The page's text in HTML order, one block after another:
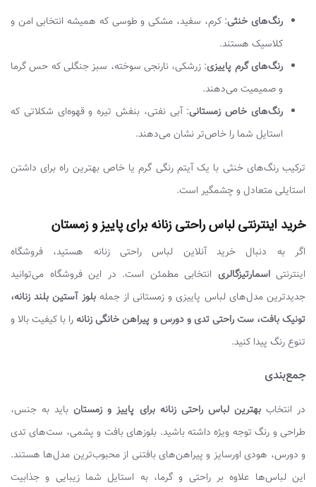
رنگ‌های خنثی: کرم، سفید، مشکی و طوسی که همیشه انتخابی امن و
کلاسیک هستند.
رنگ‌های گرم پاییزی: زرشکی، نارنجی سوخته، سبز جنگلی که حس گرما
و صمیمیت می‌دهند.
رنگ‌های خاص زمستانی: آبی نفتی، بنفش تیره و قهوه‌ای شکلاتی که
استایل شما را خاص‌تر نشان می‌دهند.
ترکیب رنگ‌های خنثی با یک آیتم رنگی گرم یا خاص بهترین راه برای داشتن
استایلی متعادل و چشمگیر است.
خرید اینترنتی لباس راحتی زنانه برای پاییز و زمستان
اگر به دنبال خرید آنلاین لباس راحتی زنانه هستید، فروشگاه
اینترنتیاسمارتیزگالری انتخابی مطمئن است. در این فروشگاه می‌توانید
جدیدترین مدل‌های لباس پاییزی و زمستانی از جملهبلوز آستین بلند زنانه،
تونیک بافت، ست راحتی تدی و دورس و پیراهن خانگی زنانه را با کیفیت بالا و
تنوع رنگ پیدا کنید.
جمع‌بندی
در انتخاببهترین لباس راحتی زنانه برای پاییز و زمستانباید به جنس،
طراحی و رنگ توجه ویژه داشته باشید. بلوزهای بافت و پشمی، ست‌های تدی
و دورس، هودی اورسایز و پیراهن‌های بافتنی از محبوب‌ترین مدل‌ها هستند.
این لباس‌ها علاوه بر راحتی و گرما، به استایل شما زیبایی و جذابیت